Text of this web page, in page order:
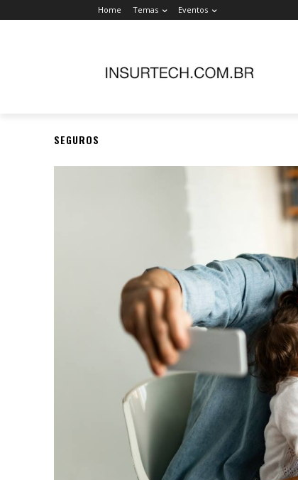
Home Temas Eventos
SEGUROS